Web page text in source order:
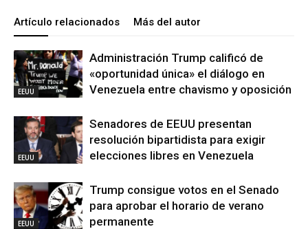
Artículo relacionados Más del autor
EEUU
Administración Trump calificó de
«oportunidad única» el diálogo en
Venezuela entre chavismo y oposición
EEUU
Senadores de EEUU presentan
resolución bipartidista para exigir
elecciones libres en Venezuela
EEUU
Trump consigue votos en el Senado
para aprobar el horario de verano
permanente